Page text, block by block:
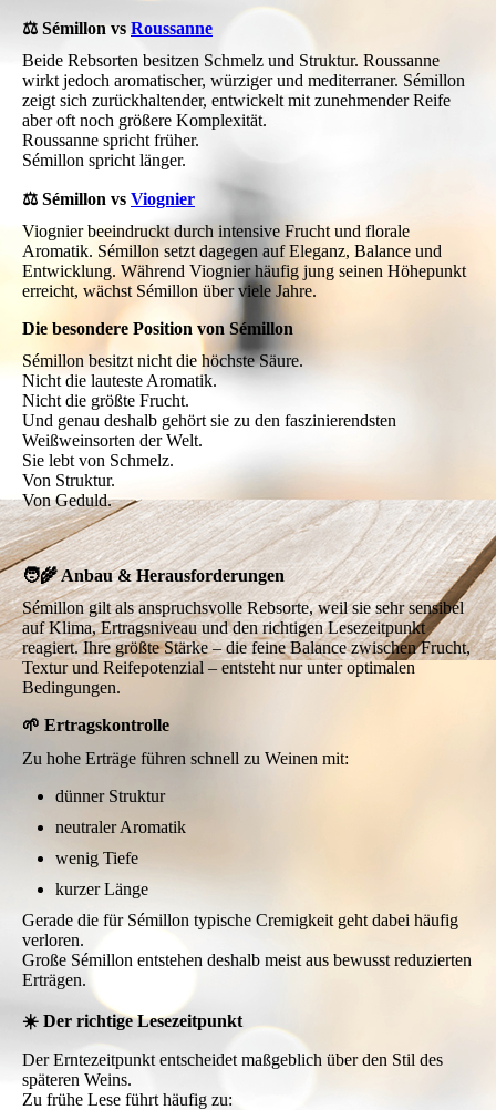
⚖️ Sémillon vs Roussanne
Beide Rebsorten besitzen Schmelz und Struktur. Roussanne
wirkt jedoch aromatischer, würziger und mediterraner. Sémillon
zeigt sich zurückhaltender, entwickelt mit zunehmender Reife
aber oft noch größere Komplexität.
Roussanne spricht früher.
Sémillon spricht länger.
⚖️ Sémillon vs Viognier
Viognier beeindruckt durch intensive Frucht und florale
Aromatik. Sémillon setzt dagegen auf Eleganz, Balance und
Entwicklung. Während Viognier häufig jung seinen Höhepunkt
erreicht, wächst Sémillon über viele Jahre.
Die besondere Position von Sémillon
Sémillon besitzt nicht die höchste Säure.
Nicht die lauteste Aromatik.
Nicht die größte Frucht.
Und genau deshalb gehört sie zu den faszinierendsten
Weißweinsorten der Welt.
Sie lebt von Schmelz.
Von Struktur.
Von Geduld.
🧑‍🌾 Anbau & Herausforderungen
Sémillon gilt als anspruchsvolle Rebsorte, weil sie sehr sensibel
auf Klima, Ertragsniveau und den richtigen Lesezeitpunkt
reagiert. Ihre größte Stärke – die feine Balance zwischen Frucht,
Textur und Reifepotenzial – entsteht nur unter optimalen
Bedingungen.
🌱 Ertragskontrolle
Zu hohe Erträge führen schnell zu Weinen mit:
dünner Struktur
neutraler Aromatik
wenig Tiefe
kurzer Länge
Gerade die für Sémillon typische Cremigkeit geht dabei häufig
verloren.
Große Sémillon entstehen deshalb meist aus bewusst reduzierten
Erträgen.
☀️ Der richtige Lesezeitpunkt
Der Erntezeitpunkt entscheidet maßgeblich über den Stil des
späteren Weins.
Zu frühe Lese führt häufig zu: